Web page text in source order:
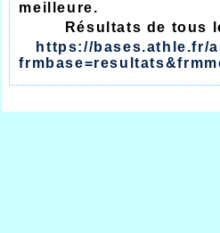
meilleure.
Résultats de tous
https://bases.athle.fr/